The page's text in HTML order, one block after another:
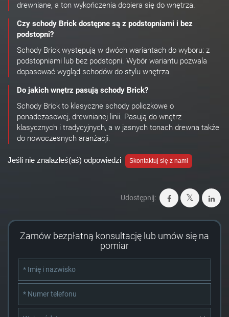
drewniane, a ton wykończenia dobiera się do wnętrza.
Czy schody Brick dostępne są z podstopniami i bez
podstopni?
Schody Brick występują w dwóch wariantach do wyboru: z
podstopniami lub bez podstopni. Wybór wariantu pozwala
dopasować wygląd schodów do stylu wnętrza.
Do jakich wnętrz pasują schody Brick?
Schody Brick to klasyczne schody policzkowe o
ponadczasowej, drewnianej linii. Pasują do wnętrz
klasycznych i tradycyjnych, a w jasnych tonach drewna także
do nowoczesnych aranżacji.
Jeśli nie znalazłeś(aś) odpowiedzi Skontaktuj się z nami
Udostępnij:
Zamów bezpłatną konsultację lub umów się na
pomiar